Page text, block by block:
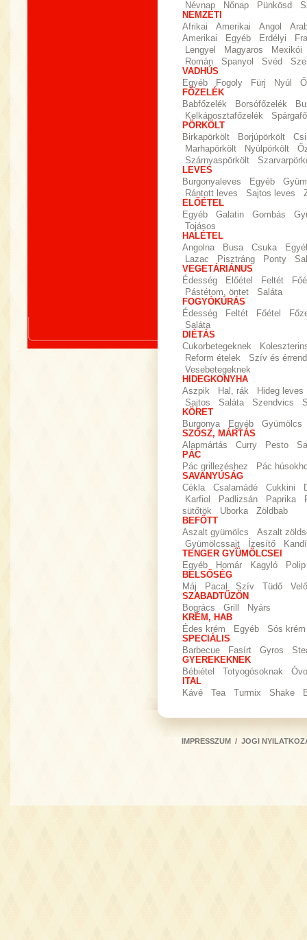
Névnap
Nőnap Pünkösd
NEMZETI
Afrikai
Amerikai Angol
Amerikai
Egyéb Erdélyi
Lengyel
Magyaros
Mexikói
Román
Spanyol Svéd
VADHÚS
Egyéb
Fogoly Fürj Nyúl
FŐZELÉK
Babfőzelék
Borsófőzelék
Kelkáposztafőzelék
PÖRKÖLT
Birkapörkölt
Borjúpörkölt
Marhapörkölt
Nyúlpörkölt
Szárnyaspörkölt
LEVES
Burgonyaleves
Egyéb
Rántott leves
Sajtos leves
ELŐÉTEL
Egyéb
Galatin Gombás
Tojásos
HALÉTEL
Angolna
Busa Csuka
Lazac
Pisztráng Ponty
VEGETÁRIÁNUS
Édesség
Előétel Feltét
Pástétom, öntet
Saláta
FOGYÓKÚRÁS
Édesség
Feltét Főétel
Saláta
DIÉTÁS
Cukorbetegeknek
Reform ételek
Szív és
Vesebetegeknek
HIDEGKONYHA
Aszpik
Hal, rák
Hideg leves
Sajtos
Saláta Szendvics
KÖRET
Burgonya
Egyéb
Gyümölcs
SZÓSZ, MÁRTÁS
Alapmártás
Curry Pesto
PÁC
Pác grillezéshez
Pác
SAVANYÚSÁG
Cékla
Csalamádé Cukkini
Karfiol
Padlizsán Paprika
sütőtök
Uborka
Zöldbab
BEFŐTT
Aszalt gyümölcs
Aszalt
Gyümölcssajt
Ízesítő
TENGER GYÜMÖLCSEI
Egyéb
Homár Kagyló
Polip
BELSŐSÉG
Máj
Pacal Szív Tüdő
Velő
SZABADTŰZÖN
Bogrács
Grill
Nyárs
KRÉM, HAB
Édes krém
Egyéb
Sós krém
SPECIÁLIS
Barbecue
Fasírt Gyros
GYEREKEKNEK
Bébiétel
Totyogósoknak
ITAL
Kávé
Tea Turmix Shake
IMPRESSZUM / JOGI